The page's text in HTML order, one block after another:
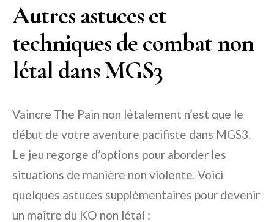
Autres astuces et
techniques de combat non
létal dans MGS3
Vaincre The Pain non létalement n’est que le
début de votre aventure pacifiste dans MGS3.
Le jeu regorge d’options pour aborder les
situations de manière non violente. Voici
quelques astuces supplémentaires pour devenir
un maître du KO non létal :